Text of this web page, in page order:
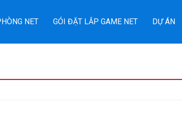
NET GÓI ĐẶT LẮP GAME NET DỰ ÁN